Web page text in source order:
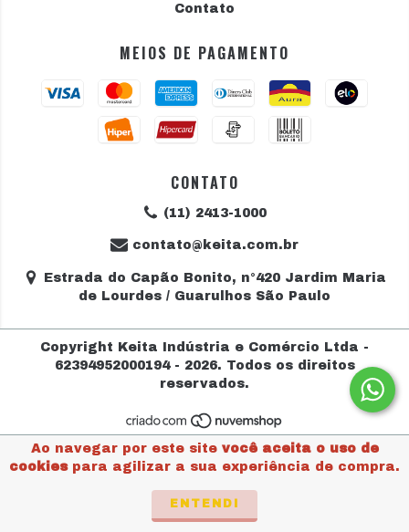
Ao navegar por este site você aceita o uso de
cookiespara agilizar a sua experiência de compra.
ENTENDI
Contato
MEIOS DE PAGAMENTO
CONTATO
(11) 2413-1000
contato@keita.com.br
Estrada do Capão Bonito, n°420 Jardim Maria
de Lourdes / Guarulhos São Paulo
Copyright Keita Indústria e Comércio Ltda -
62394952000194 - 2026. Todos os direitos
reservados.